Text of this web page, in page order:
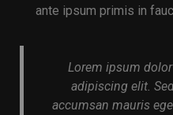
ante ipsum primis in
Lorem ipsum
adipiscing elit.
accumsan mauris